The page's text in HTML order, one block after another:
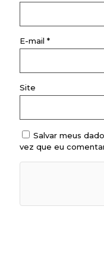
E-mail *
Site
Salvar meus
vez que eu